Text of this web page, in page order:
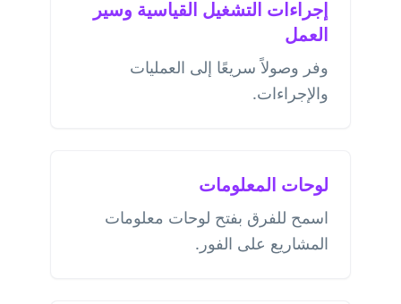
إجراءات التشغيل القياسية وسير
العمل
وفر وصولاً سريعًا إلى العمليات
والإجراءات.
لوحات المعلومات
اسمح للفرق بفتح لوحات معلومات
المشاريع على الفور.